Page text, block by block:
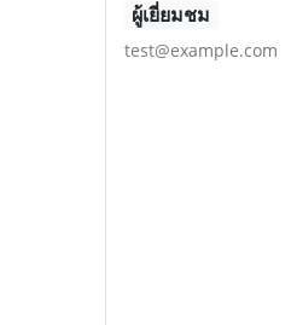
ผู้เยี่ยมชม
test@example.com